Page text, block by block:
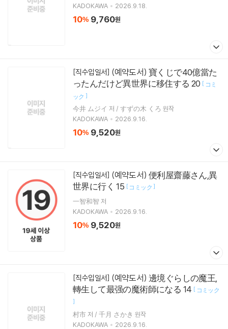
KADOKAWA
2026.9.18.
10% 9,760원
[직수입일서]
ったんだけど異世界に移住する 20 [ コミ
ック ]
今井 ムジイ 저 / すずの木 くろ 원작
KADOKAWA
2026.9.16.
10% 9,520원
[직수입일서]
世界に行く 15 [ コミック ]
一智和智 저
KADOKAWA
2026.9.16.
10% 9,520원
[직수입일서]
轉生して最强の魔術師になる 14 [ コミック
]
村市 저 / 千月 さかき 원작
KADOKAWA
2026.9.16.